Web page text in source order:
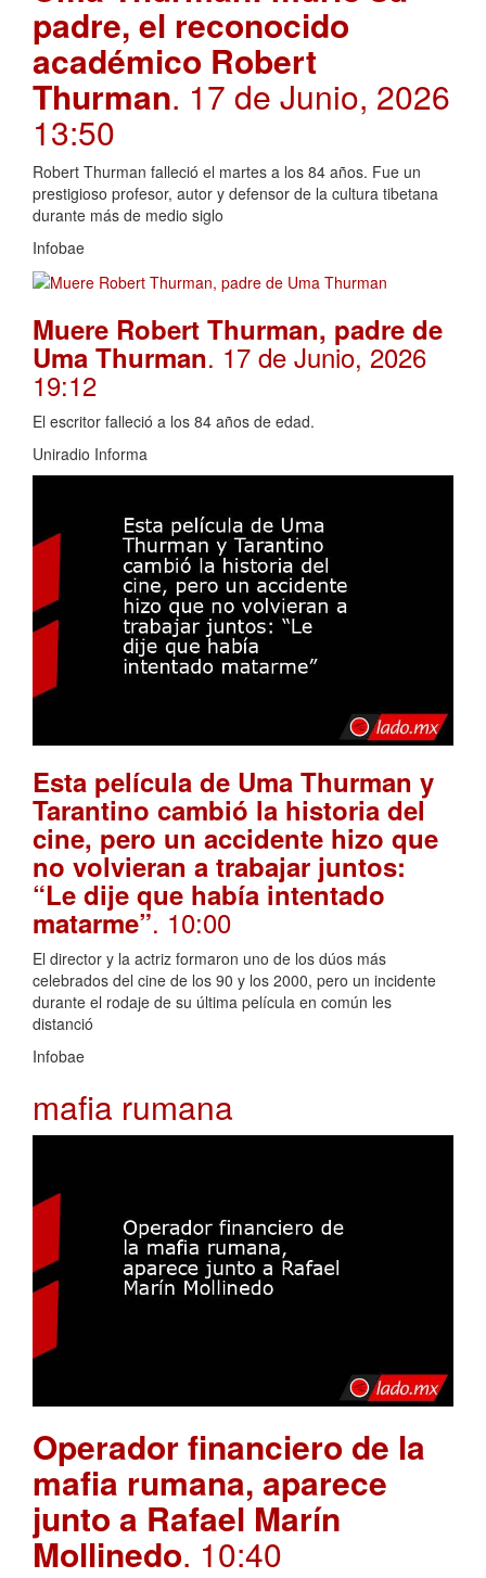
padre, el reconocido
académico Robert
Thurman. 17 de Junio, 2026
13:50
Robert Thurman falleció el martes a los 84 años. Fue un
prestigioso profesor, autor y defensor de la cultura tibetana
durante más de medio siglo
Infobae
Muere Robert Thurman, padre de
Uma Thurman. 17 de Junio, 2026
19:12
El escritor falleció a los 84 años de edad.
Uniradio Informa
Esta película de Uma Thurman y
Tarantino cambió la historia del
cine, pero un accidente hizo que
no volvieran a trabajar juntos:
“Le dije que había intentado
matarme”. 10:00
El director y la actriz formaron uno de los dúos más
celebrados del cine de los 90 y los 2000, pero un incidente
durante el rodaje de su última película en común les
distanció
Infobae
mafia rumana
Operador financiero de la
mafia rumana, aparece
junto a Rafael Marín
Mollinedo. 10:40